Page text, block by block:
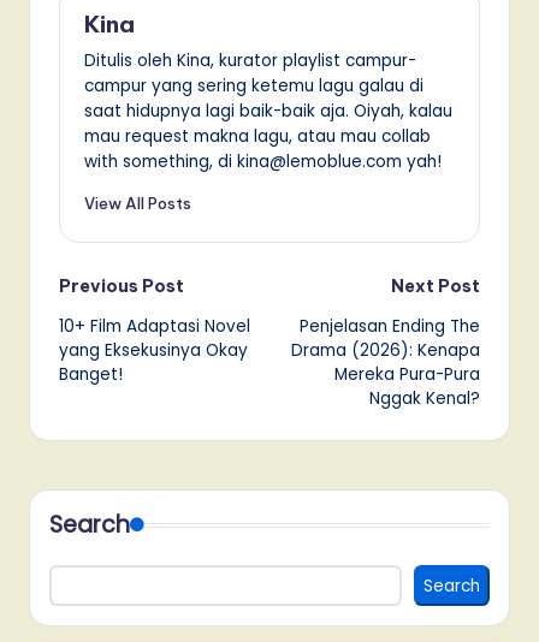
Kina
Ditulis oleh Kina, kurator playlist campur-
campur yang sering ketemu lagu galau di
saat hidupnya lagi baik-baik aja. Oiyah, kalau
mau request makna lagu, atau mau collab
with something, di kina@lemoblue.com yah!
View All Posts
Post
navigation
Previous Post
10+ Film Adaptasi Novel
yang Eksekusinya Okay
Banget!
Next Post
Penjelasan Ending The
Drama (2026): Kenapa
Mereka Pura-Pura
Nggak Kenal?
Search
Search